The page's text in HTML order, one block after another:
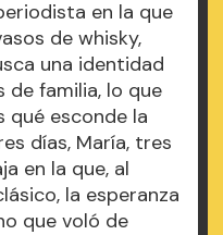
en la que
de whisky,
una identidad
de familia, lo que
qué esconde la
días, María, tres
en la que, al
la esperanza
que voló de